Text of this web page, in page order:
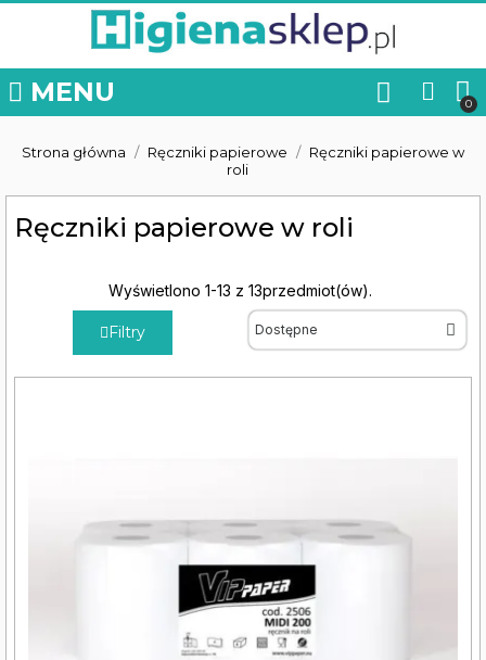
MENU
Strona główna Ręczniki papierowe
Ręczniki papierowe w
roli
Ręczniki papierowe w roli
Wyświetlono 1-13 z 13przedmiot(ów).
Filtry